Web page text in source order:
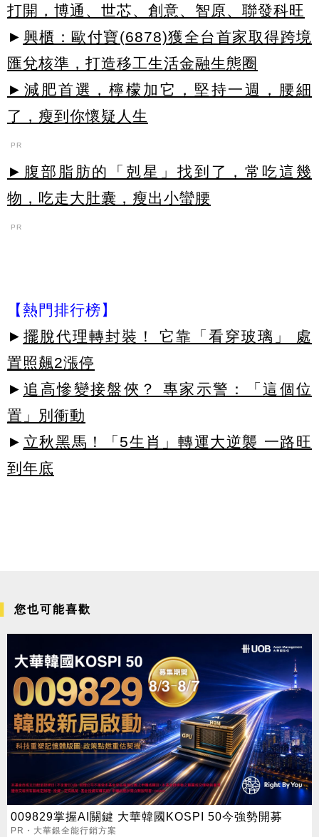
打開，博通、世芯、創意、智原、聯發科旺
► 興櫃：歐付寶(6878)獲全台首家取得跨境
匯兌核準，打造移工生活金融生態圈
►減肥首選，檸檬加它，堅持一週，腰細
了，瘦到你懷疑人生
PR
►腹部脂肪的「剋星」找到了，常吃這幾
物，吃走大肚囊，瘦出小蠻腰
PR
【熱門排行榜】
► 擺脫代理轉封裝！ 它靠「看穿玻璃」 處
置照飆2漲停
► 追高慘變接盤俠？ 專家示警：「這個位
置」別衝動
► 立秋黑馬！「5生肖」轉運大逆襲 一路旺
到年底
您也可能喜歡
009829掌握AI關鍵 大華韓國KOSPI 50今強勢開募
PR・大華銀全能行銷方案